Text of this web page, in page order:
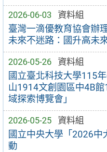
2026-06-03 資料組
臺灣一滴優教育協會辦
未來不迷路：國升高未
2026-05-26 資料組
國立臺北科技大學115
山1914文創園區中4B
域探索博覽會」
2026-05-25 資料組
國立中央大學「2026中
動